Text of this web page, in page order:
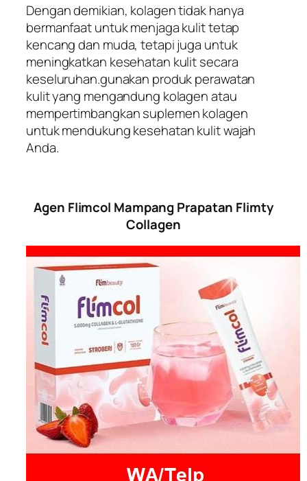
Dengan demikian, kolagen tidak hanya
bermanfaat untuk menjaga kulit tetap
kencang dan muda, tetapi juga untuk
meningkatkan kesehatan kulit secara
keseluruhan.gunakan produk perawatan
kulit yang mengandung kolagen atau
mempertimbangkan suplemen kolagen
untuk mendukung kesehatan kulit wajah
Anda.
Agen Flimcol Mampang Prapatan Flimty
Collagen